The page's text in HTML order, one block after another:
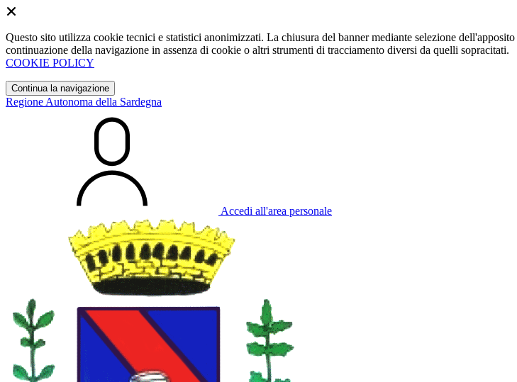
Questo sito utilizza cookie tecnici e statistici anonimizzati. La chiusura del banner mediante selezione
continuazione della navigazione in assenza di cookie o altri strumenti di tracciamento diversi da quelli sopracitati.
COOKIE POLICY
Continua la navigazione
Regione Autonoma della Sardegna
Accedi all'area personale